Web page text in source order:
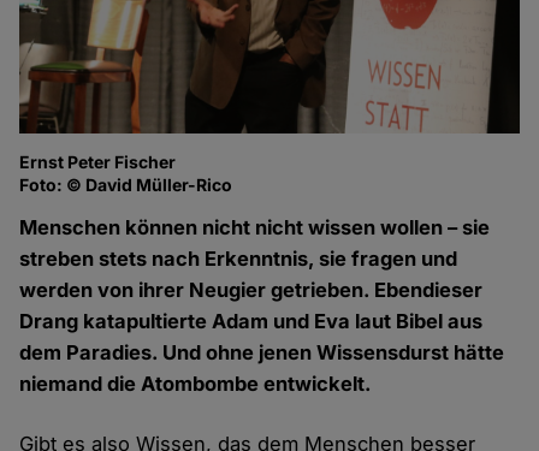
Ernst Peter Fischer
Foto: © David Müller-Rico
Menschen können nicht nicht wissen wollen – sie
streben stets nach Erkenntnis, sie fragen und
werden von ihrer Neugier getrieben. Ebendieser
Drang katapultierte Adam und Eva laut Bibel aus
dem Paradies. Und ohne jenen Wissensdurst hätte
niemand die Atombombe entwickelt.
Gibt es also Wissen, das dem Menschen besser